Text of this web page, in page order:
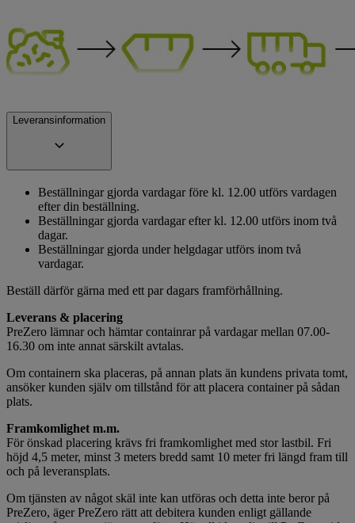
Leveransinformation
Beställningar gjorda vardagar före kl. 12.00 utförs vardagen
efter din beställning.
Beställningar gjorda vardagar efter kl. 12.00 utförs inom två
dagar.
Beställningar gjorda under helgdagar utförs inom två
vardagar.
Beställ därför gärna med ett par dagars framförhållning.
Leverans & placering
PreZero lämnar och hämtar containrar på vardagar mellan 07.00-
16.30 om inte annat särskilt avtalas.
Om containern ska placeras, på annan plats än kundens privata tomt,
ansöker kunden själv om tillstånd för att placera container på sådan
plats.
Framkomlighet m.m.
För önskad placering krävs fri framkomlighet med stor lastbil. Fri
höjd 4,5 meter, minst 3 meters bredd samt 10 meter fri längd fram till
och på leveransplats.
Om tjänsten av något skäl inte kan utföras och detta inte beror på
PreZero, äger PreZero rätt att debitera kunden enligt gällande